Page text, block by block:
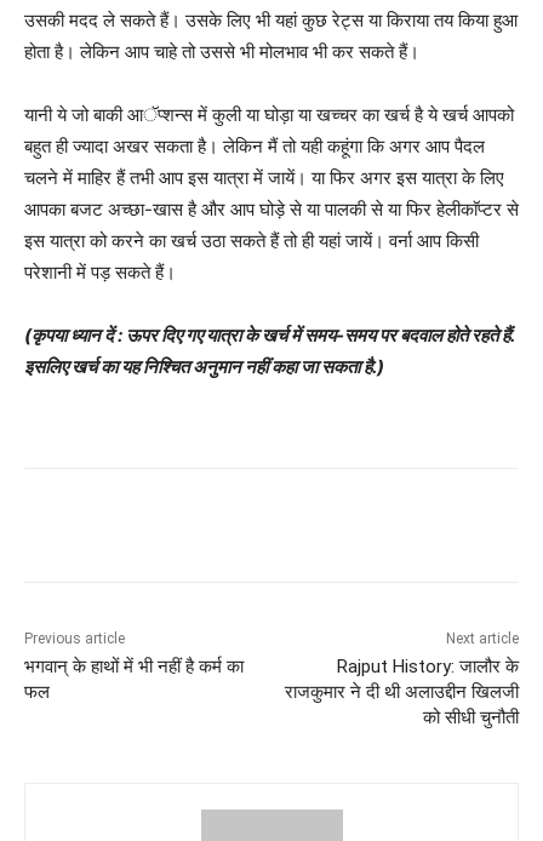
उसकी मदद ले सकते हैं। उसके लिए भी यहां कुछ रेट्स या किराया तय किया हुआ
होता है। लेकिन आप चाहे तो उससे भी मोलभाव भी कर सकते हैं।
यानी ये जो बाकी आॅप्शन्स में कुली या घोड़ा या खच्चर का खर्च है ये खर्च आपको
बहुत ही ज्यादा अखर सकता है। लेकिन मैं तो यही कहूंगा कि अगर आप पैदल
चलने में माहिर हैं तभी आप इस यात्रा में जायें। या फिर अगर इस यात्रा के लिए
आपका बजट अच्छा-खास है और आप घोड़े से या पालकी से या फिर हेलीकाॅप्टर से
इस यात्रा को करने का खर्च उठा सकते हैं तो ही यहां जायें। वर्ना आप किसी
परेशानी में पड़ सकते हैं।
(कृपया ध्यान दें : ऊपर दिए गए यात्रा के खर्च में समय-समय पर बदवाल होते रहते हैं.
इसलिए खर्च का यह निश्चित अनुमान नहीं कहा जा सकता है.)
Previous article
भगवान् के हाथों में भी नहीं है कर्म का
फल
Next article
Rajput History: जालौर के
राजकुमार ने दी थी अलाउद्दीन खिलजी
को सीधी चुनौती